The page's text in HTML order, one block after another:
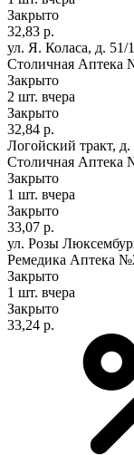
Закрыто
32,83 р.
ул. Я. Коласа, д.
Столичная Аптека
Закрыто
2 шт. вчера
Закрыто
32,84 р.
Логойский тракт,
Столичная Аптека
Закрыто
1 шт. вчера
Закрыто
33,07 р.
ул. Розы
Ремедика Аптека
Закрыто
1 шт. вчера
Закрыто
33,24 р.